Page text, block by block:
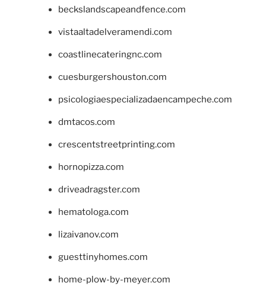
beckslandscapeandfence.com
vistaaltadelveramendi.com
coastlinecateringnc.com
cuesburgershouston.com
psicologiaespecializadaencampeche.com
dmtacos.com
crescentstreetprinting.com
hornopizza.com
driveadragster.com
hematologa.com
lizaivanov.com
guesttinyhomes.com
home-plow-by-meyer.com